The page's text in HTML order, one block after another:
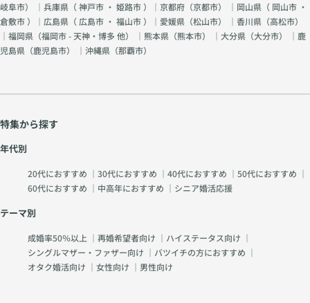
岐阜市） ｜兵庫県（神戸市 ・ 姫路市）｜京都府（京都市） ｜岡山県（ 岡山市 ・
倉敷市）｜広島県（ 広島市 ・ 福山市）｜愛媛県（松山市） ｜香川県（高松市）
｜福岡県（福岡市 - 天神・博多 他） ｜熊本県（熊本市） ｜大分県（大分市） ｜鹿
児島県（鹿児島市） ｜沖縄県（那覇市）
特集から探す
年代別
20代におすすめ ｜ 30代におすすめ ｜ 40代におすすめ ｜ 50代におすすめ ｜
60代におすすめ ｜ 中高年におすすめ ｜ シニア婚活応援
テーマ別
成婚率50％以上 ｜ 再婚希望者向け ｜ ハイステータス向け ｜
シングルマザー・ファザー向け ｜ バツイチの方におすすめ ｜
オタク婚活向け ｜ 女性向け ｜ 男性向け